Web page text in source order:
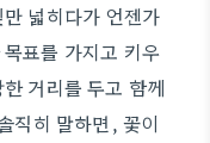
넓히다가 언젠가
표를 가지고 키우
거리를 두고 함께
직히 말하면, 꽃이